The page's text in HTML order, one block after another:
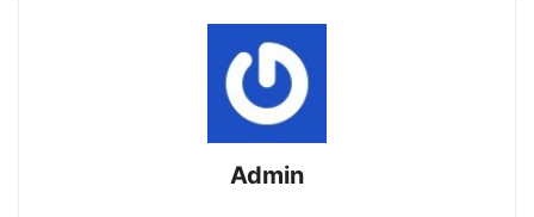
Admin